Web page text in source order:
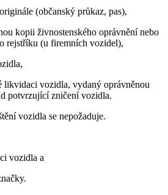
(občanský průkaz, pas),
kopii živnostenského oprávnění nebo
rejstříku (u firemních vozidel),
likvidaci vozidla, vydaný oprávněnou
potvrzující zničení vozidla.
vozidla se nepožaduje.
vozidla a